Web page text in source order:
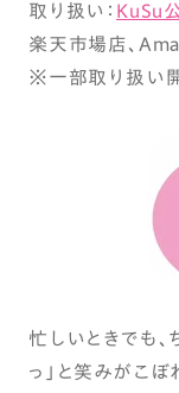
取り扱い： KuSu
楽天市場店、
※一部取り扱い
忙しいときでも、
っ」と笑みがこぼ